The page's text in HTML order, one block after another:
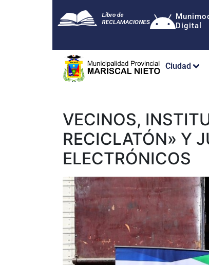
Digital
Ciudad
VECINOS,
RECICLATÓN» Y
ELECTRÓNICOS